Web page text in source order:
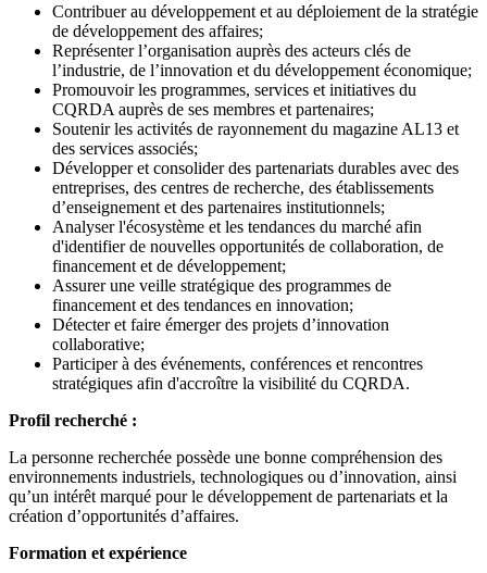
Contribuer au développement et au déploiement de la stratégie
de développement des affaires;
Représenter l’organisation auprès des acteurs clés de
l’industrie, de l’innovation et du développement économique;
Promouvoir les programmes, services et initiatives du
CQRDA auprès de ses membres et partenaires;
Soutenir les activités de rayonnement du magazine AL13 et
des services associés;
Développer et consolider des partenariats durables avec des
entreprises, des centres de recherche, des établissements
d’enseignement et des partenaires institutionnels;
Analyser l'écosystème et les tendances du marché afin
d'identifier de nouvelles opportunités de collaboration, de
financement et de développement;
Assurer une veille stratégique des programmes de
financement et des tendances en innovation;
Détecter et faire émerger des projets d’innovation
collaborative;
Participer à des événements, conférences et rencontres
stratégiques afin d'accroître la visibilité du CQRDA.
Profil recherché :
La personne recherchée possède une bonne compréhension des
environnements industriels, technologiques ou d’innovation, ainsi
qu’un intérêt marqué pour le développement de partenariats et la
création d’opportunités d’affaires.
Formation et expérience